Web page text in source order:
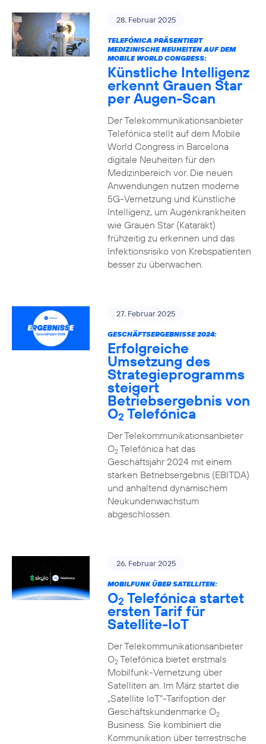
28. Februar 2025
TELEFÓNICA PRÄSENTIERT
MEDIZINISCHE NEUHEITEN AUF DEM
MOBILE WORLD CONGRESS:
Künstliche Intelligenz
erkennt Grauen Star
per Augen-Scan
Der Telekommunikationsanbieter
Telefónica stellt auf dem Mobile
World Congress in Barcelona
digitale Neuheiten für den
Medizinbereich vor. Die neuen
Anwendungen nutzen moderne
5G-Vernetzung und Künstliche
Intelligenz, um Augenkrankheiten
wie Grauen Star (Katarakt)
frühzeitig zu erkennen und das
Infektionsrisiko von Krebspatienten
besser zu überwachen.
27. Februar 2025
GESCHÄFTSERGEBNISSE 2024:
Erfolgreiche
Umsetzung des
Strategieprogramms
steigert
Betriebsergebnis von
O2 Telefónica
Der Telekommunikationsanbieter
O2Telefónica hat das
Geschäftsjahr 2024 mit einem
starken Betriebsergebnis (EBITDA)
und anhaltend dynamischem
Neukundenwachstum
abgeschlossen.
26. Februar 2025
MOBILFUNK ÜBER SATELLITEN:
O2 Telefónica startet
ersten Tarif für
Satellite-IoT
Der Telekommunikationsanbieter
O2Telefónica bietet erstmals
Mobilfunk-Vernetzung über
Satelliten an. Im März startet die
„Satellite IoT”-Tarifoption der
Geschäftskundenmarke O2
Business. Sie kombiniert die
Kommunikation über terrestrische